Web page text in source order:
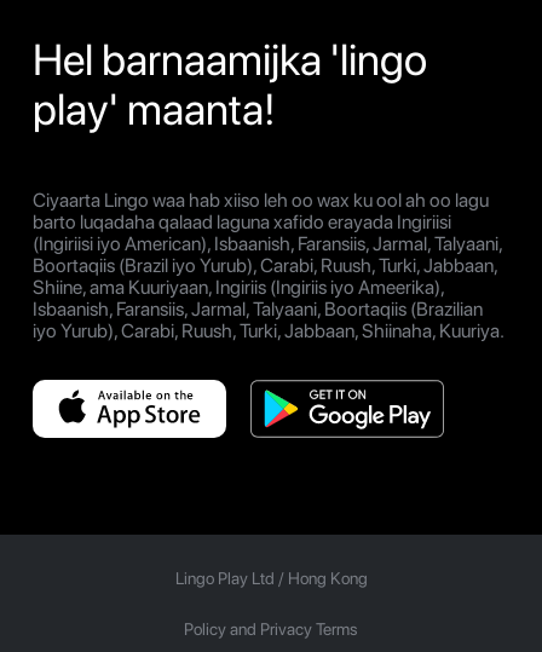
Hel barnaamijka 'lingo
play' maanta!
Ciyaarta Lingo waa hab xiiso leh oo wax ku ool ah oo lagu
barto luqadaha qalaad laguna xafido erayada Ingiriisi
(Ingiriisi iyo American), Isbaanish, Faransiis, Jarmal, Talyaani,
Boortaqiis (Brazil iyo Yurub), Carabi, Ruush, Turki, Jabbaan,
Shiine, ama Kuuriyaan, Ingiriis (Ingiriis iyo Ameerika),
Isbaanish, Faransiis, Jarmal, Talyaani, Boortaqiis (Brazilian
iyo Yurub), Carabi, Ruush, Turki, Jabbaan, Shiinaha, Kuuriya.
Lingo Play Ltd / Hong Kong
Policy and Privacy Terms